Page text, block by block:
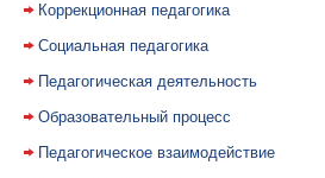
Коррекционная педагогика
Социальная педагогика
Педагогическая деятельность
Образовательный процесс
Педагогическое взаимодействие